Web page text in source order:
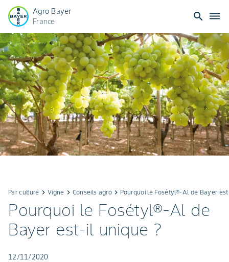
Agro Bayer
France
search dehaze
Par culture keyboard_arrow_right Vigne keyboard_arrow_right Conseils agro keyboard_arrow_right Pourquoi le Fosétyl®-Al de Bayer
Pourquoi le Fosétyl®-Al de
Bayer est-il unique ?
12/11/2020